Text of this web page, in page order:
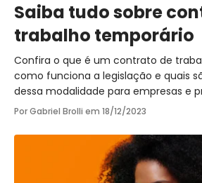
Saiba tudo sobre
trabalho temporário
Confira o que é um contrato de
como funciona a legislação e quais
dessa modalidade para empresas e
Por Gabriel Brolli em 18/12/2023